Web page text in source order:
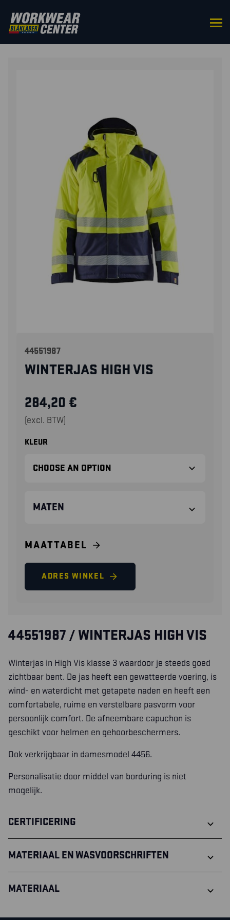
HOME/BOVENKLEDING
/ WINTERJAS HIGH
44551987
WINTERJAS HIGH VIS
284,20 €
(excl. BTW)
KLEUR
MATEN
MAATTABEL
ADRES WINKEL
44551987 / WINTERJAS HIGH VIS
Winterjas in High Vis klasse 3 waardoor je steeds goed
zichtbaar bent. De jas heeft een gewatteerde voering, is
wind- en waterdicht met getapete naden en heeft een
comfortabele, ruime en verstelbare pasvorm voor
persoonlijk comfort. De afneembare capuchon is
geschikt voor helmen en gehoorbeschermers.
Ook verkrijgbaar in damesmodel 4456.
Personalisatie door middel van borduring is niet
mogelijk.
CERTIFICERING
MATERIAAL EN WASVOORSCHRIFTEN
MATERIAAL